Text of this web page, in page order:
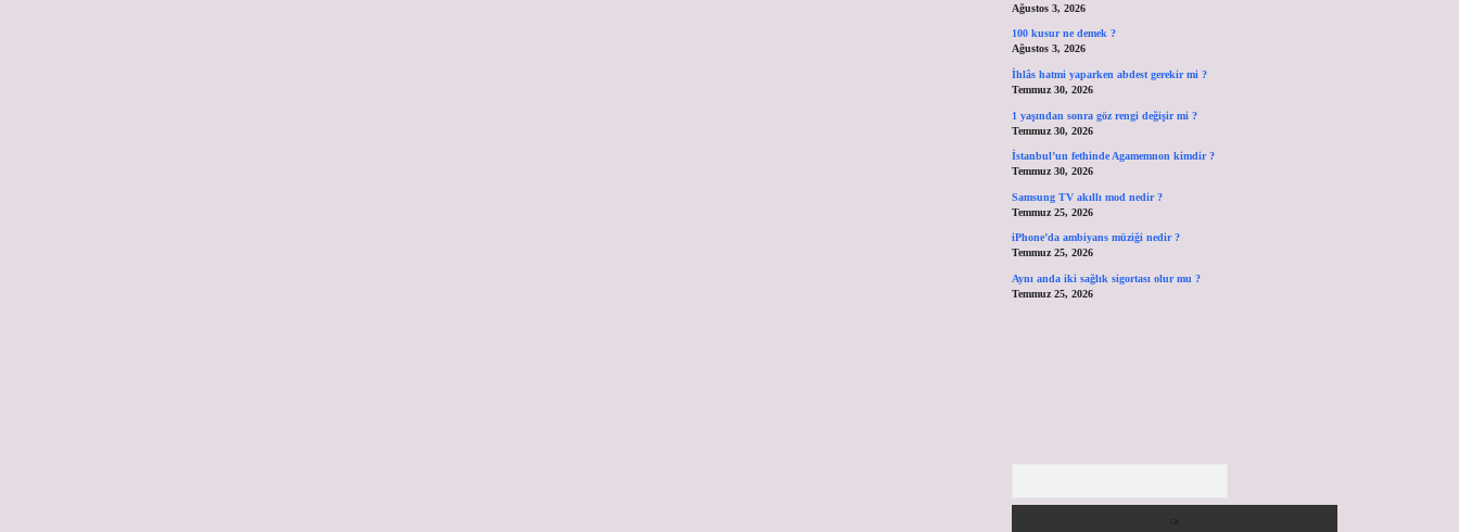
Ağustos 3, 2026
100 kusur ne demek ?
Ağustos 3, 2026
İhlâs hatmi yaparken abdest gerekir mi ?
Temmuz 30, 2026
1 yaşından sonra göz rengi değişir mi ?
Temmuz 30, 2026
İstanbul’un fethinde Agamemnon kimdir ?
Temmuz 30, 2026
Samsung TV akıllı mod nedir ?
Temmuz 25, 2026
iPhone’da ambiyans müziği nedir ?
Temmuz 25, 2026
Aynı anda iki sağlık sigortası olur mu ?
Temmuz 25, 2026